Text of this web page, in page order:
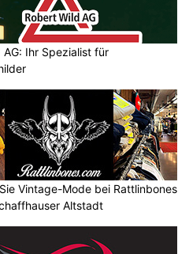
AG: Ihr Spezialist für
Vintage-Mode bei Rattlinbones
Altstadt